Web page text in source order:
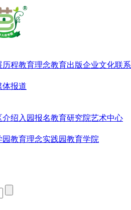
历程教育理念教育出版企业文化联
体报道
介绍 入园报名教育研究院艺术中心
园教育理念实践园教育学院